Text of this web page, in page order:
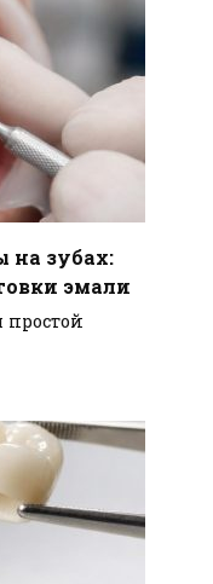
на зубах:
эмали
простой